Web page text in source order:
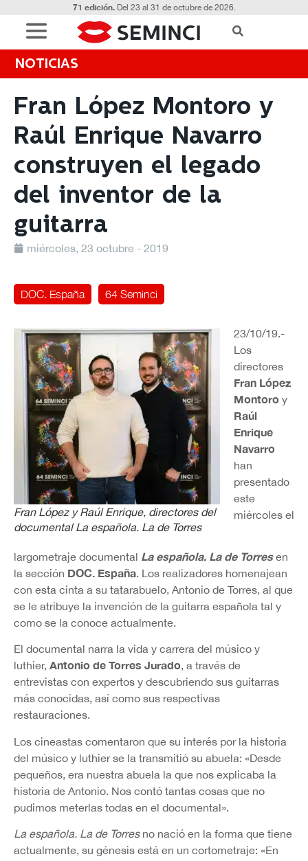
71 edición.Del 23 al 31 de octubre de 2026.
NOTICIAS
Fran López Montoro y
Raúl Enrique Navarro
construyen el legado
del inventor de la
guitarra
miércoles, 23 octubre - 2019
DOC. España 64 Seminci
Fran López y Raúl Enrique, directores del
documentalLa española. La de Torres
23/10/19.-
Los
directores
Fran López
Montoro y
Raúl
Enrique
Navarro
han
presentado
este
miércoles el
largometraje documental La española. La de Torresen
la sección DOC. España. Los realizadores homenajean
con esta cinta a su tatarabuelo, Antonio de Torres, al que
se le atribuye la invención de la guitarra española tal y
como se la conoce actualmente.
El documental narra la vida y carrera del músico y
luthier, Antonio de Torres Jurado, a través de
entrevistas con expertos y descubriendo sus guitarras
más conocidas, así como sus respectivas
restauraciones.
Los cineastas comentaron que su interés por la historia
del músico y luthier se la transmitió su abuela: «Desde
pequeños, era nuestra abuela la que nos explicaba la
historia de Antonio. Nos contó tantas cosas que no
pudimos meterlas todas en el documental».
La española. La de Torresno nació en la forma que tiene
actualmente, su génesis está en un cortometraje: «En